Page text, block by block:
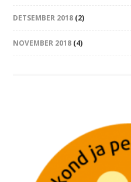
DETSEMBER 2018 (2)
NOVEMBER 2018 (4)